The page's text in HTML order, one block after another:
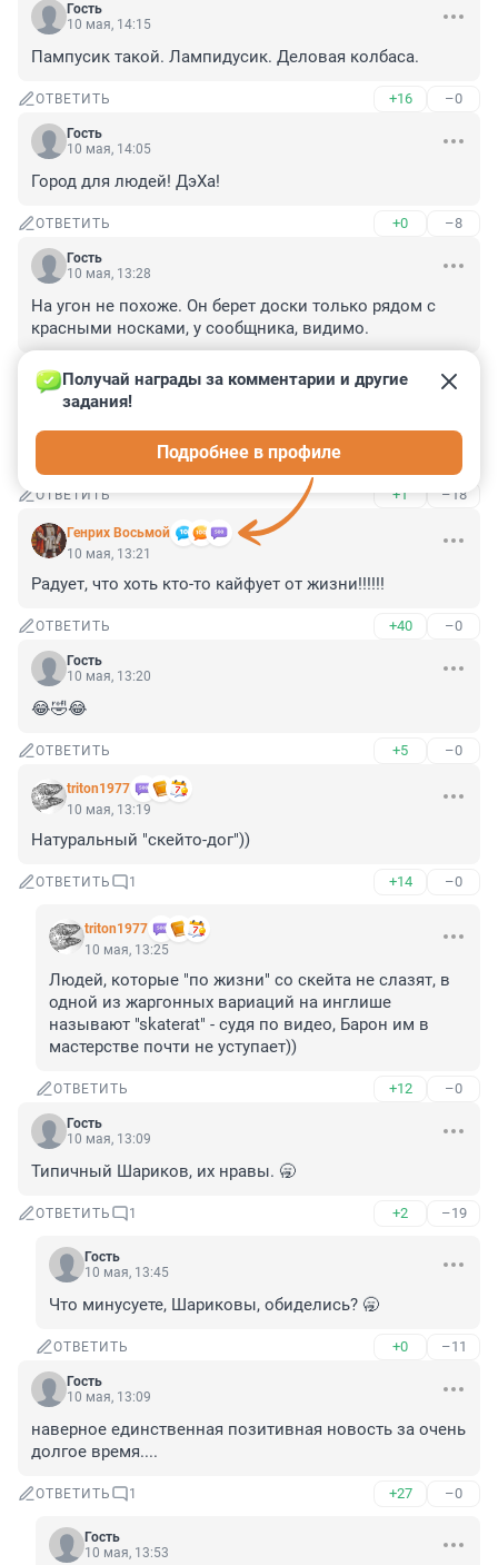
Гость
10 мая, 14:15
Пампусик такой. Лампидусик. Деловая колбаса.
ОТВЕТИТЬ +16 –0
Гость
10 мая, 14:05
Город для людей! ДэХа!
ОТВЕТИТЬ +0 –8
Гость
10 мая, 13:28
На угон не похоже. Он берет доски только рядом с
красными носками, у сообщника, видимо.
ОТВЕТИТЬ –0
Гость
город для людей!!!!
ОТВЕТИТЬ +1 –18
Генрих Восьмой
Получай награды за комментарии и другие
задания!
Подробнее в профиле
10 мая, 13:21
Радует, что хоть кто-то кайфует от жизни!!!!!!
ОТВЕТИТЬ +40 –0
Гость
10 мая, 13:20
😂🤣😂
ОТВЕТИТЬ +5 –0
triton1977
10 мая, 13:19
Натуральный "скейто-дог"))
ОТВЕТИТЬ 1 +14 –0
triton1977
10 мая, 13:25
Людей, которые "по жизни" со скейта не слазят, в
одной из жаргонных вариаций на инглише
называют "skaterat" - судя по видео, Барон им в
мастерстве почти не уступает))
ОТВЕТИТЬ +12 –0
Гость
10 мая, 13:09
Типичный Шариков, их нравы. 🥱
ОТВЕТИТЬ 1 +2 –19
Гость
10 мая, 13:45
Что минусуете, Шариковы, обиделись? 🥱
ОТВЕТИТЬ +0 –11
Гость
10 мая, 13:09
наверное единственная позитивная новость за очень
долгое время....
ОТВЕТИТЬ 1 +27 –0
Гость
10 мая, 13:53